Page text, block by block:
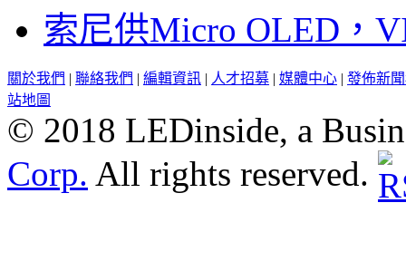
索尼供Micro OLED，
關於我們 | 聯絡我們 | 編輯資訊 | 人才招募 | 媒體中心 | 發佈新
站地圖
© 2018 LEDinside, a
Corp. All rights reserved.